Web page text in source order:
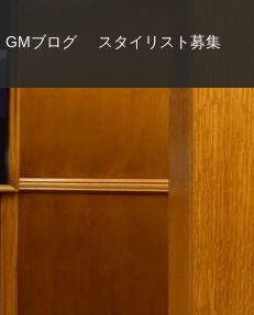
GMブログ スタイリスト募集